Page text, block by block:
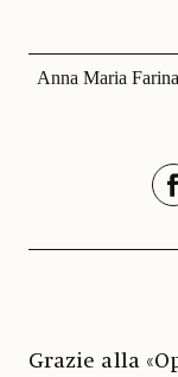
Anna Maria
Grazie alla